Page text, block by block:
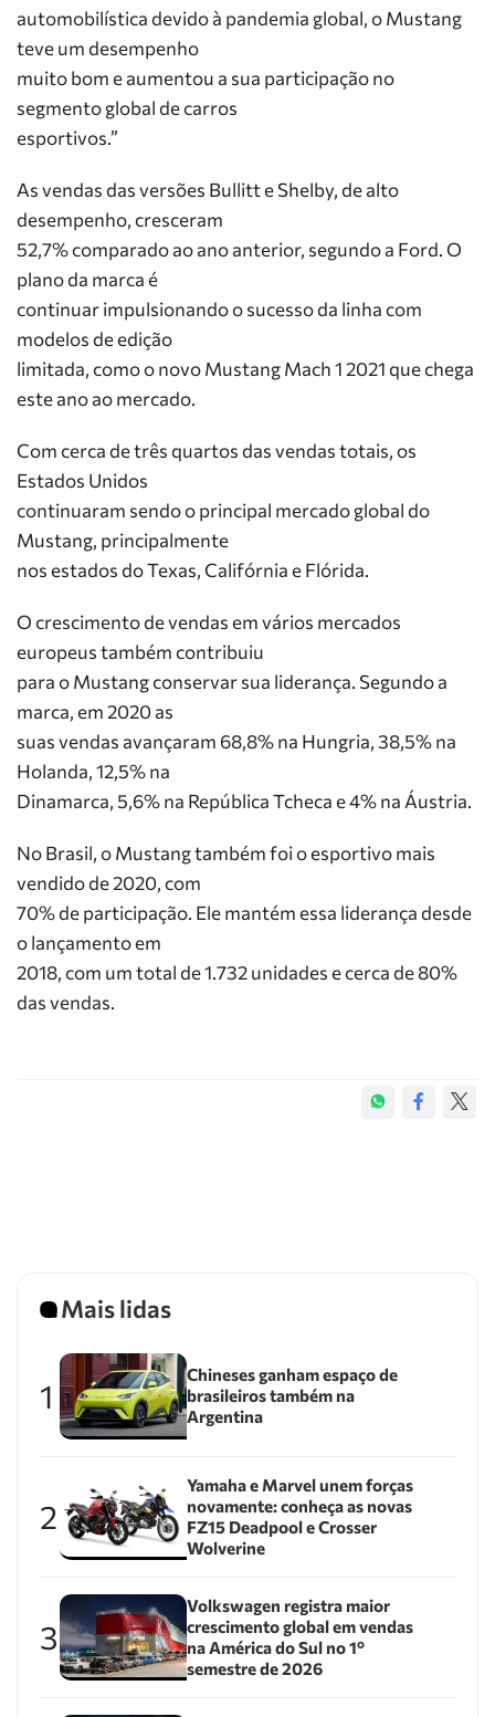
automobilística devido à pandemia global, o Mustang
teve um desempenho
muito bom e aumentou a sua participação no
segmento global de carros
esportivos.”
As vendas das versões Bullitt e Shelby, de alto
desempenho, cresceram
52,7% comparado ao ano anterior, segundo a Ford. O
plano da marca é
continuar impulsionando o sucesso da linha com
modelos de edição
limitada, como o novo Mustang Mach 1 2021 que chega
este ano ao mercado.
Com cerca de três quartos das vendas totais, os
Estados Unidos
continuaram sendo o principal mercado global do
Mustang, principalmente
nos estados do Texas, Califórnia e Flórida.
O crescimento de vendas em vários mercados
europeus também contribuiu
para o Mustang conservar sua liderança. Segundo a
marca, em 2020 as
suas vendas avançaram 68,8% na Hungria, 38,5% na
Holanda, 12,5% na
Dinamarca, 5,6% na República Tcheca e 4% na Áustria.
No Brasil, o Mustang também foi o esportivo mais
vendido de 2020, com
70% de participação. Ele mantém essa liderança desde
o lançamento em
2018, com um total de 1.732 unidades e cerca de 80%
das vendas.
Mais lidas
1
Chineses ganham espaço de
brasileiros também na
Argentina
2
Yamaha e Marvel unem forças
novamente: conheça as novas
FZ15 Deadpool e Crosser
Wolverine
3
Volkswagen registra maior
crescimento global em vendas
na América do Sul no 1º
semestre de 2026